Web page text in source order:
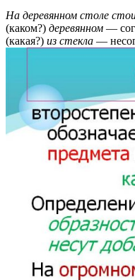
На деревянном столе
(каком?) деревянном —
(какая?) из стекла —